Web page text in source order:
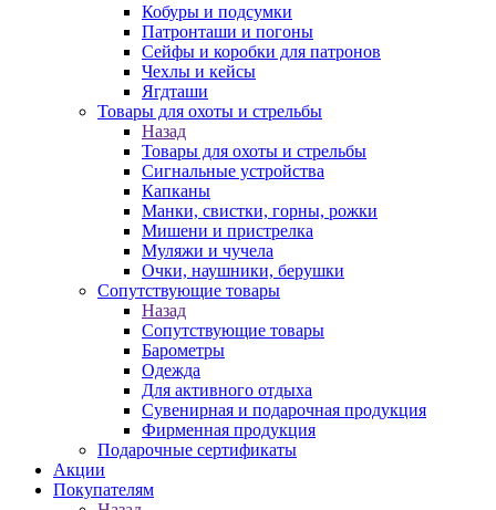
Кобуры и подсумки
Патронташи и погоны
Сейфы и коробки для патронов
Чехлы и кейсы
Ягдташи
Товары для охоты и стрельбы
Назад
Товары для охоты и стрельбы
Сигнальные устройства
Капканы
Манки, свистки, горны, рожки
Мишени и пристрелка
Муляжи и чучела
Очки, наушники, берушки
Сопутствующие товары
Назад
Сопутствующие товары
Барометры
Одежда
Для активного отдыха
Сувенирная и подарочная продукция
Фирменная продукция
Подарочные сертификаты
Акции
Покупателям